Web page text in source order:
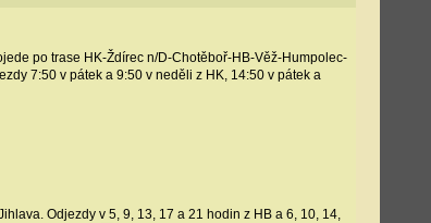
po trase HK-Ždírec n/D-Chotěboř-HB-Věž-Humpolec-
7:50 v pátek a 9:50 v neděli z HK, 14:50 v pátek a
Odjezdy v 5, 9, 13, 17 a 21 hodin z HB a 6, 10, 14,